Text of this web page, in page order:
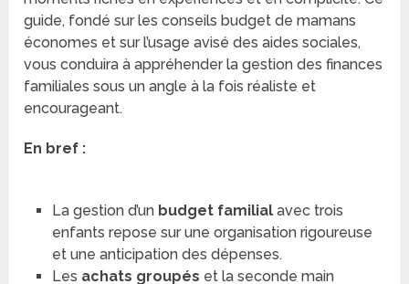
guide, fondé sur les conseils budget de mamans
économes et sur l’usage avisé des aides sociales,
vous conduira à appréhender la gestion des finances
familiales sous un angle à la fois réaliste et
encourageant.
En bref :
La gestion d’un budget familialavec trois
enfants repose sur une organisation rigoureuse
et une anticipation des dépenses.
Les achats groupés et la seconde main